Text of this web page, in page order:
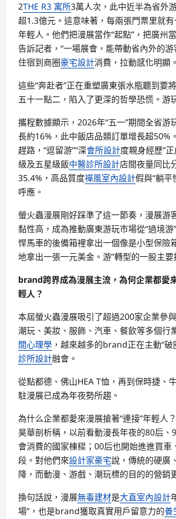
2THE R3 寓所3萬人次，此中近半為省外
超1.3億元。這意味著，每兩張門票里就
年輕人。他們把漫展當作“起點”，把廣州
告訴記者，“一場展會，能帶動省內外的
住宿到商圈豪宅設計消費，拉動感化明顯
這些“奔赴者”正在重塑廣東張水瓶聽到要
五十一點二，陷入了更深的哲學恐慌。游
攜程數據顯示，2026年“五一”期間全省游
長約16%，此中飯店品類訂單增長超50%
趕路，“逗留游”“深會所設計度親身經歷”
級及五星級飯中醫診所設計店間夜量同比
35.4%，高品質度禪風室內設計假與“躺平
呼應。
螢火蟲漫展剛好踩準了這一節奏，漫展游
黏性高，成為推動廣東游玩市場從“過境游
悍馬車的後備箱裡拿出一個像是小型保險
地拿出一張一元美金。游”轉型的一股主要
brand跨界成為漫展主流，為何企業都愛
輕人？
本屆螢火蟲漫展吸引了超過200家企業參
潮玩、美妝、服飾、汽車、餐飲等多個行
間心理學 ，越來越多的brand正在主動“破
診所設計融會。
從點都德、佛山HEA T恤，再到保時捷、
駐漫展已成為年夜勢所趨。
為什么企業都愛來漫展搶著“連接”年輕人
昊華剖析稱，以前看動漫長年夜的80后、
會消費的國家棟樑；00后也開始進進買車
段。對他們來設計家豪宅說，傳統的硬廣
降，而動漫、游戲、潮玩標的目的的營銷
換句話說，漫展無毒建材是大直室內設計
場”，也是brand獲取真實用戶留意力的養